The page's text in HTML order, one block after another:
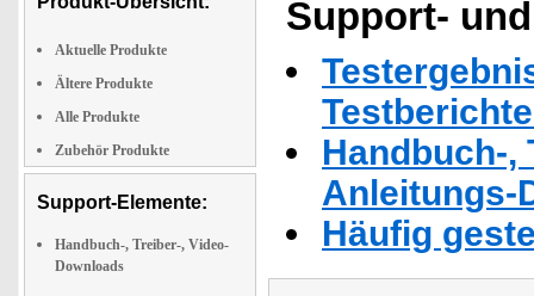
Aktuelle Produkte
Ältere Produkte
Alle Produkte
Zubehör Produkte
Support-Elemente:
Handbuch-, Treiber-, Video-
Downloads
Support-
Handbuch-,
Anleitungs-
Häufig